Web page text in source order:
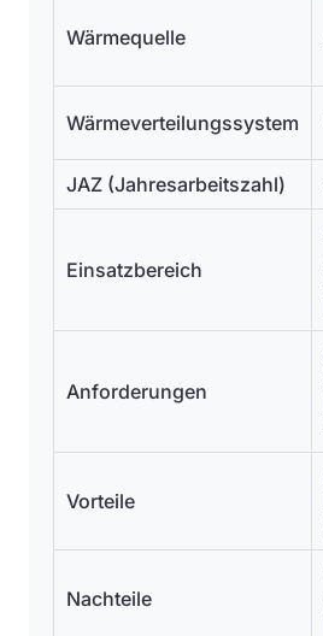
Wärmequelle
Wärmeverteilungssystem
JAZ (Jahresarbeitszahl)
Einsatzbereich
Anforderungen
Vorteile
Nachteile